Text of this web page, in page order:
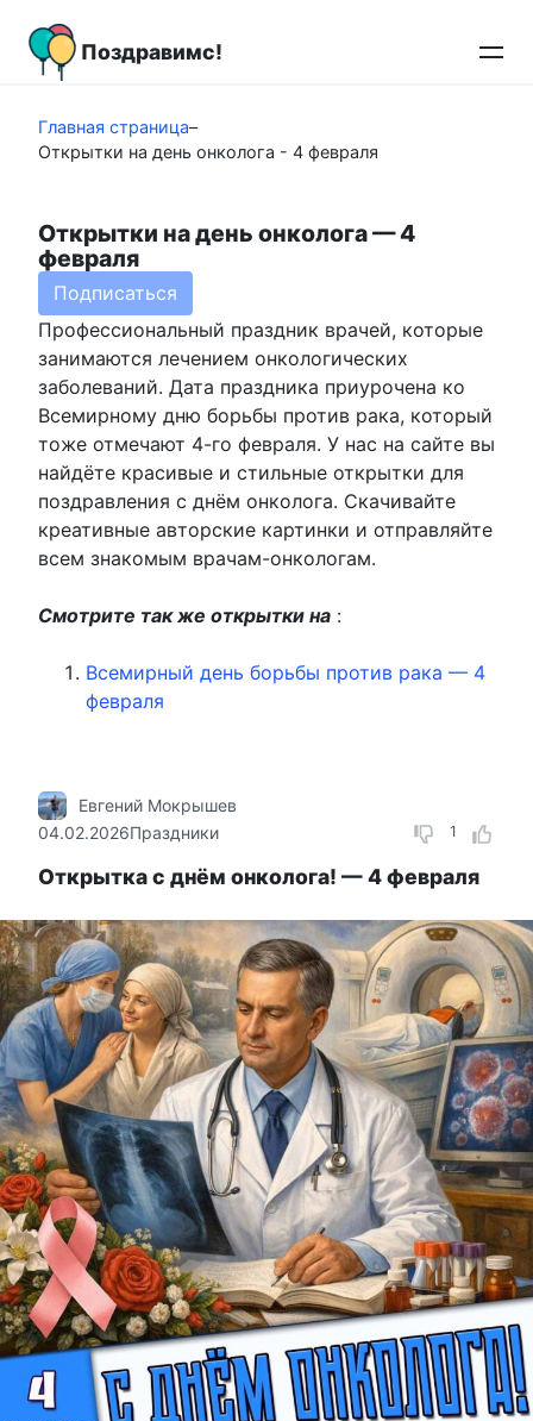
контенту
Поздравимс!
Главная страница–
Открытки на день онколога - 4 февраля
Открытки на день онколога — 4
февраля
Подписаться
Профессиональный праздник врачей, которые
занимаются лечением онкологических
заболеваний. Дата праздника приурочена ко
Всемирному дню борьбы против рака, который
тоже отмечают 4-го февраля. У нас на сайте вы
найдёте красивые и стильные открытки для
поздравления с днём онколога. Скачивайте
креативные авторские картинки и отправляйте
всем знакомым врачам-онкологам.
Смотрите так же открытки на :
Всемирный день борьбы против рака — 4
февраля
1
Евгений Мокрышев
04.02.2026Праздники
Открытка с днём онколога! — 4 февраля